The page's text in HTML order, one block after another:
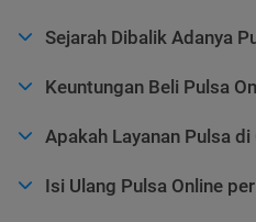
Sejarah Dibalik Adanya
Keuntungan Beli Pulsa
Apakah Layanan Pulsa
Isi Ulang Pulsa Online